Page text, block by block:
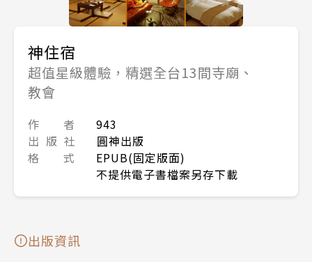
神住宿
超值星級體驗，精選全台13間寺廟、
教會
作 者
943
出 版 社
圓神出版
格 式
EPUB(固定版面)
不提供電子書檔案另存下載
出版資訊